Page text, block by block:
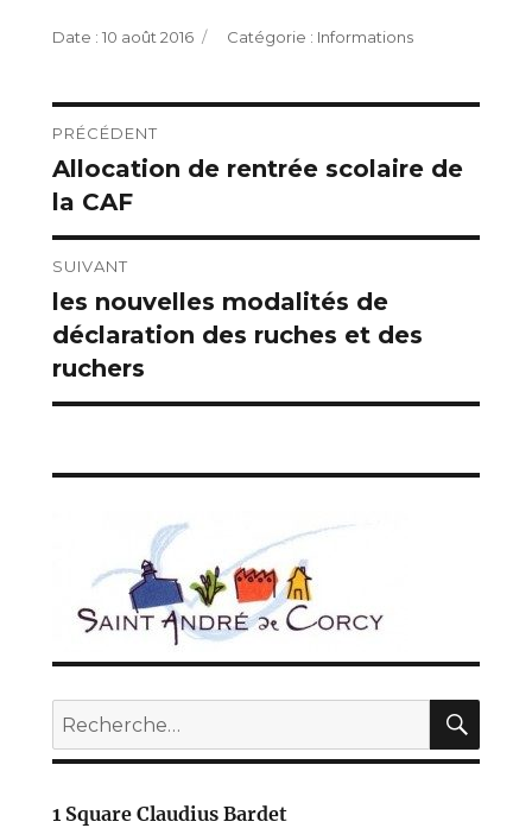
Publié
10 août 2016 Catégories
Informations
Navigation
de
l’article
PRÉCÉDENT
Publication
précédente :
Allocation de rentrée scolaire de
la CAF
SUIVANT
Publication
suivante :
les nouvelles modalités de
déclaration des ruches et des
ruchers
Recherche
pour :
1 Square Claudius Bardet